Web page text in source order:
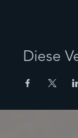
Diese